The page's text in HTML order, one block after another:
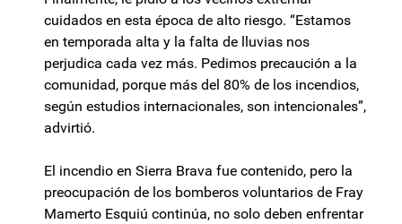
cuidados en esta época de alto riesgo. “Estamos
en temporada alta y la falta de lluvias nos
perjudica cada vez más. Pedimos precaución a la
comunidad, porque más del 80% de los incendios,
según estudios internacionales, son intencionales”,
advirtió.
El incendio en Sierra Brava fue contenido, pero la
preocupación de los bomberos voluntarios de Fray
Mamerto Esquiú continúa, no solo deben enfrentar